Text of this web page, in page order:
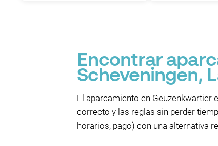
Encontrar
Scheveningen,
El aparcamiento en Geuzenkwartier
correcto y las reglas sin perder
horarios, pago) con una alternativa